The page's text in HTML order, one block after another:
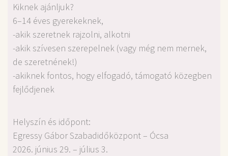
Kiknek ajánljuk?
6–14 éves gyerekeknek,
-akik szeretnek rajzolni, alkotni
-akik szívesen szerepelnek (vagy még nem mernek,
de szeretnének!)
-akiknek fontos, hogy elfogadó, támogató közegben
fejlődjenek
Helyszín és időpont:
Egressy Gábor Szabadidőközpont – Ócsa
2026. június 29. – július 3.